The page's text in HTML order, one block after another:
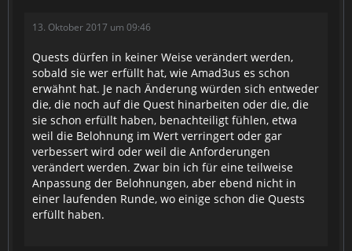
13. Oktober 2017 um 09:46
Quests dürfen in keiner Weise verändert werden,
sobald sie wer erfüllt hat, wie Amad3us es schon
erwähnt hat. Je nach Änderung würden sich entweder
die, die noch auf die Quest hinarbeiten oder die, die
sie schon erfüllt haben, benachteiligt fühlen, etwa
weil die Belohnung im Wert verringert oder gar
verbessert wird oder weil die Anforderungen
verändert werden. Zwar bin ich für eine teilweise
Anpassung der Belohnungen, aber ebend nicht in
einer laufenden Runde, wo einige schon die Quests
erfüllt haben.